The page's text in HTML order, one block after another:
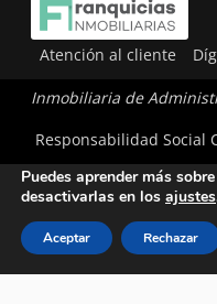
Atención al cliente
Inmobiliaria de
Responsabilidad Social
Utilizamos cookies para
Puedes aprender más
desactivarlas en los ajustes
Aceptar Rechazar